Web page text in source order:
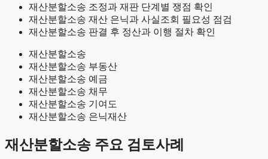
재산분할소송 조정과 재판 단계별 쟁점 확인
재산분할소송 재산 은닉과 사실조회 필요성 점검
재산분할소송 판결 후 정산과 이행 절차 확인
재산분할소송
재산분할소송 부동산
재산분할소송 예금
재산분할소송 채무
재산분할소송 기여도
재산분할소송 은닉재산
재산분할소송 주요 검토사례